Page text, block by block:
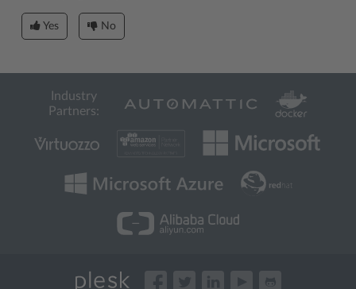
Yes No
Industry
Partners: